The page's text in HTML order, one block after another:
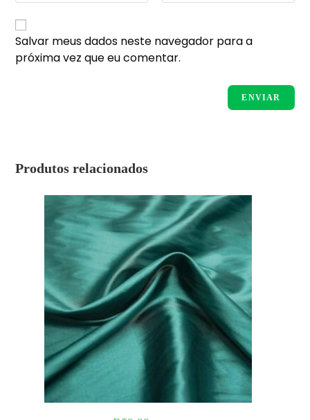
Salvar meus dados neste navegador para a
próxima vez que eu comentar.
Produtos relacionados